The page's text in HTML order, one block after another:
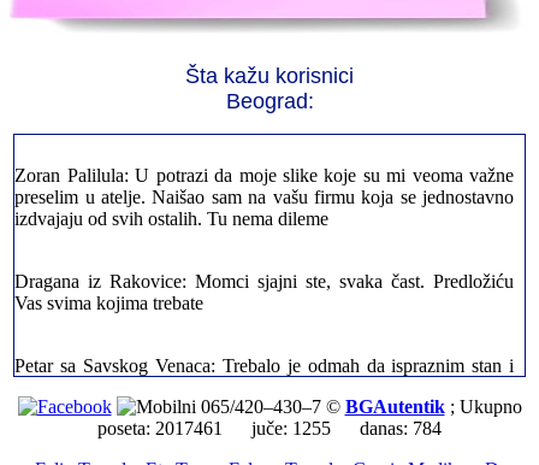
Šta kažu korisnici
Beograd:
sam preselila sve stvari u moj novi stan. Hvala Vam puno
Zoran Palilula: U potrazi da moje slike koje su mi veoma važne
izdvajaju od svih ostalih. Tu nema dileme
šta bi radio sada da ne postojite, Hvala Vam
Dragan iz Stari Grad: Retko gde može da se nađe prava
065/420–430–7 © BGAutentik; Ukupno
poseta: 2017461 juče: 1255 danas: 784